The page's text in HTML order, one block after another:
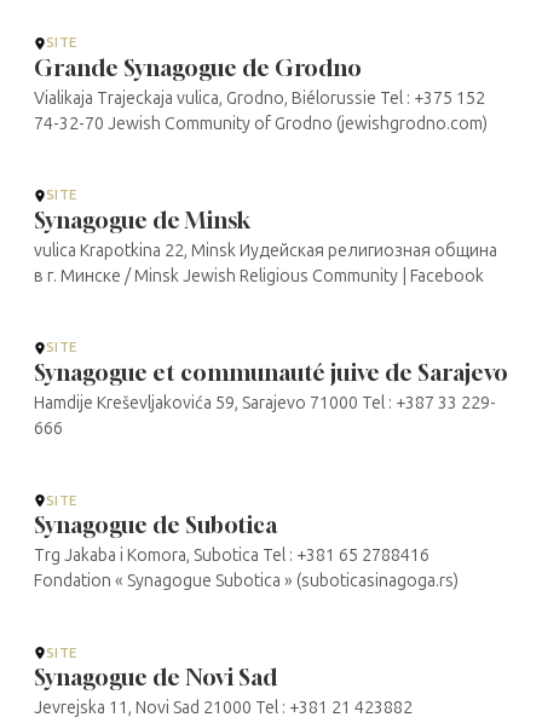
SITE
Grande Synagogue de Grodno
Vialikaja Trajeckaja vulica, Grodno, Biélorussie Tel : +375 152
74-32-70 Jewish Community of Grodno (jewishgrodno.com)
SITE
Synagogue de Minsk
vulica Krapotkina 22, Minsk Иудейская религиозная община
в г. Минске / Minsk Jewish Religious Community | Facebook
SITE
Synagogue et communauté juive de Sarajevo
Hamdije Kreševljakovića 59, Sarajevo 71000 Tel : +387 33 229-
666
SITE
Synagogue de Subotica
Trg Jakaba i Komora, Subotica Tel : +381 65 2788416
Fondation « Synagogue Subotica » (suboticasinagoga.rs)
SITE
Synagogue de Novi Sad
Jevrejska 11, Novi Sad 21000 Tel : +381 21 423882